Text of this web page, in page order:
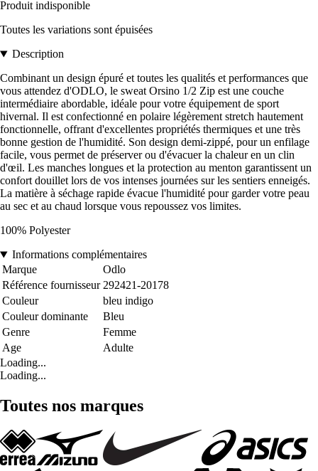
Produit indisponible
Toutes les variations sont épuisées
Description
Combinant un design épuré et toutes les qualités et performances que
vous attendez d'ODLO, le sweat Orsino 1/2 Zip est une couche
intermédiaire abordable, idéale pour votre équipement de sport
hivernal. Il est confectionné en polaire légèrement stretch hautement
fonctionnelle, offrant d'excellentes propriétés thermiques et une très
bonne gestion de l'humidité. Son design demi-zippé, pour un enfilage
facile, vous permet de préserver ou d'évacuer la chaleur en un clin
d'œil. Les manches longues et la protection au menton garantissent un
confort douillet lors de vos intenses journées sur les sentiers enneigés.
La matière à séchage rapide évacue l'humidité pour garder votre peau
au sec et au chaud lorsque vous repoussez vos limites.
100% Polyester
Informations complémentaires
Marque
Odlo
Référence fournisseur 292421-20178
Couleur
bleu indigo
Couleur dominante
Bleu
Genre
Femme
Age
Adulte
Loading...
Loading...
Toutes nos marques